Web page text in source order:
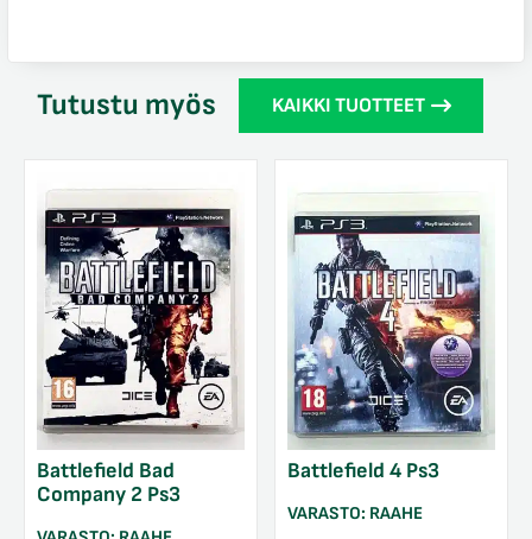
Tutustu myös KAIKKI TUOTTEET
Battlefield Bad
Company 2 Ps3
Battlefield 4 Ps3
VARASTO: RAAHE